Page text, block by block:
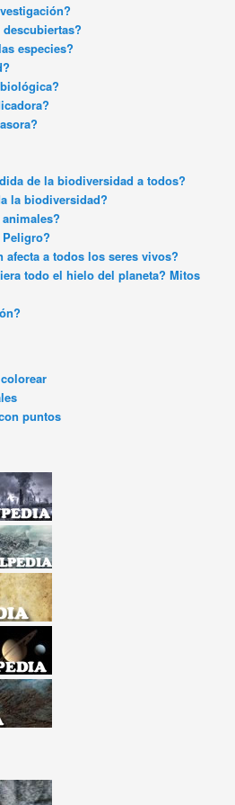
especies?
de la biodiversidad a todos?
la biodiversidad?
Peligro?
afecta a todos los seres vivos?
todo el hielo del planeta? Mitos
puntos